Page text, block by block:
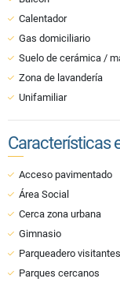
Calentador
Gas domiciliario
Suelo de cerámica /
Zona de lavandería
Unifamiliar
Características
Acceso pavimentado
Área Social
Cerca zona urbana
Gimnasio
Parqueadero visitantes
Parques cercanos